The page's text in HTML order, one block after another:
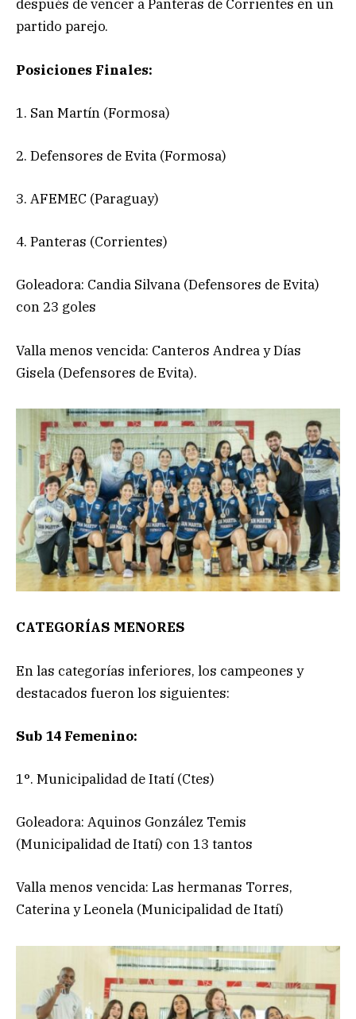
después de vencer a Panteras de Corrientes en un
partido parejo.
Posiciones Finales:
1. San Martín (Formosa)
2. Defensores de Evita (Formosa)
3. AFEMEC (Paraguay)
4. Panteras (Corrientes)
Goleadora: Candia Silvana (Defensores de Evita)
con 23 goles
Valla menos vencida: Canteros Andrea y Días
Gisela (Defensores de Evita).
CATEGORÍAS MENORES
En las categorías inferiores, los campeones y
destacados fueron los siguientes:
Sub 14 Femenino:
1°. Municipalidad de Itatí (Ctes)
Goleadora: Aquinos González Temis
(Municipalidad de Itatí) con 13 tantos
Valla menos vencida: Las hermanas Torres,
Caterina y Leonela (Municipalidad de Itatí)